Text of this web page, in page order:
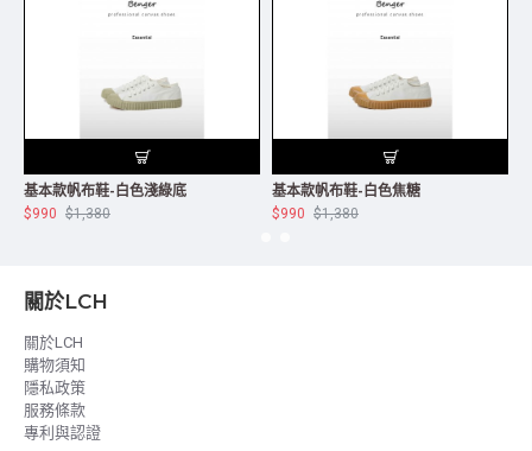
基本款帆布鞋-白色淺綠底
$990 $1,380
基本款帆布鞋-白色焦糖
$990 $1,380
關於LCH
關於LCH
購物須知
隱私政策
服務條款
專利與認證